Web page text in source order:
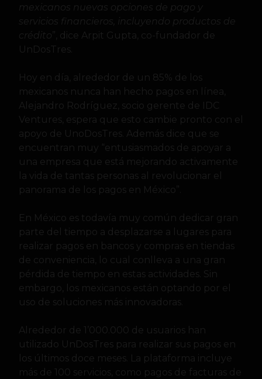
mexicanos nuevas opciones de pago y
servicios financieros, incluyendo productos de
crédito
”, dice Arpit Gupta, co-fundador de
UnDosTres.
Hoy en día, alrededor de un 85% de los
mexicanos nunca han hecho pagos en línea,
Alejandro Rodríguez, socio gerente de IDC
Ventures, espera que esto cambie pronto con el
apoyo de UnoDosTres. Además dice que se
encuentran muy “entusiasmados de apoyar a
una empresa que está mejorando activamente
la vida de tantas personas al revolucionar el
panorama de los pagos en México”.
En México es todavía muy común dedicar gran
parte del tiempo a desplazarse a lugares para
realizar pagos en bancos y compras en tiendas
de conveniencia, lo cual conlleva a una gran
pérdida de tiempo en estas actividades. Sin
embargo, los mexicanos están optando por el
uso de soluciones más innovadoras.
Alrededor de 1’000.000 de usuarios han
utilizado UnDosTres para realizar sus pagos en
los últimos doce meses. La plataforma incluye
más de 100 servicios, como pagos de facturas de